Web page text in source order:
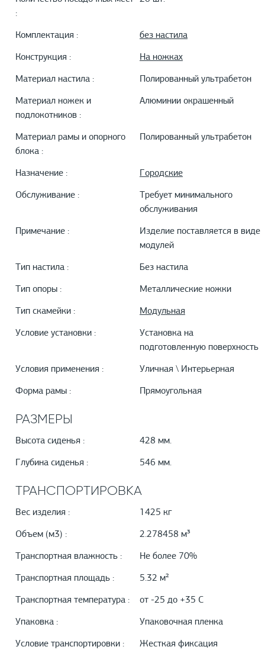
:
Комплектация : без настила
Конструкция : На ножках
Материал настила : Полированный ультрабетон
Материал ножек и
подлокотников :
Алюминии окрашенный
Материал рамы и опорного
блока :
Полированный ультрабетон
Назначение : Городские
Обслуживание :
Требует минимального
обслуживания
Примечание :
Изделие поставляется в виде
модулей
Тип настила : Без настила
Тип опоры : Металлические ножки
Тип скамейки : Модульная
Условие установки :
Установка на
подготовленную поверхность
Условия применения : Уличная \ Интерьерная
Форма рамы : Прямоугольная
РАЗМЕРЫ
Высота сиденья : 428 мм.
Глубина сиденья : 546 мм.
ТРАНСПОРТИРОВКА
Вес изделия : 1425 кг
Объем (м3) : 2.278458 м³
Транспортная влажность : Не более 70%
Транспортная площадь : 5.32 м²
Транспортная температура : от -25 до +35 С
Упаковка : Упаковочная пленка
Условие транспортировки :
Жесткая фиксация